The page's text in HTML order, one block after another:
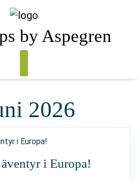
by Aspegren
2026
i Europa!